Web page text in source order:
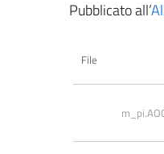
Pubblicato all’
File